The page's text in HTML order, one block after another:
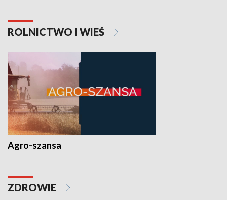
ROLNICTWO I WIEŚ
Agro-szansa
ZDROWIE